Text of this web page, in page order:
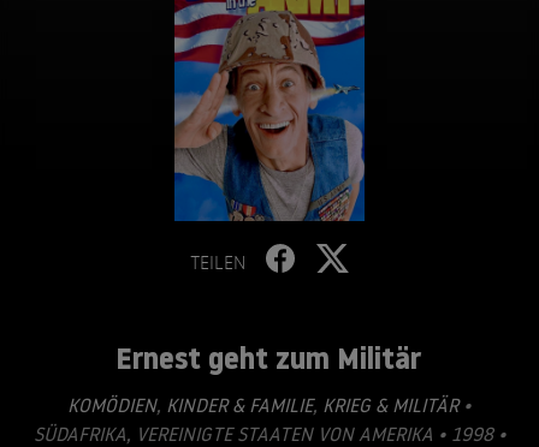
TEILEN
Ernest geht zum Militär
KOMÖDIEN, KINDER & FAMILIE, KRIEG & MILITÄR•
SÜDAFRIKA, VEREINIGTE STAATEN VON AMERIKA • 1998 •